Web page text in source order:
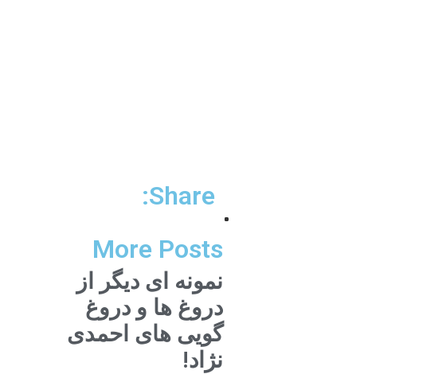
Share:
More Posts
نمونه ای دیگر از
دروغ ها و دروغ
گویی های احمدی
نژاد!